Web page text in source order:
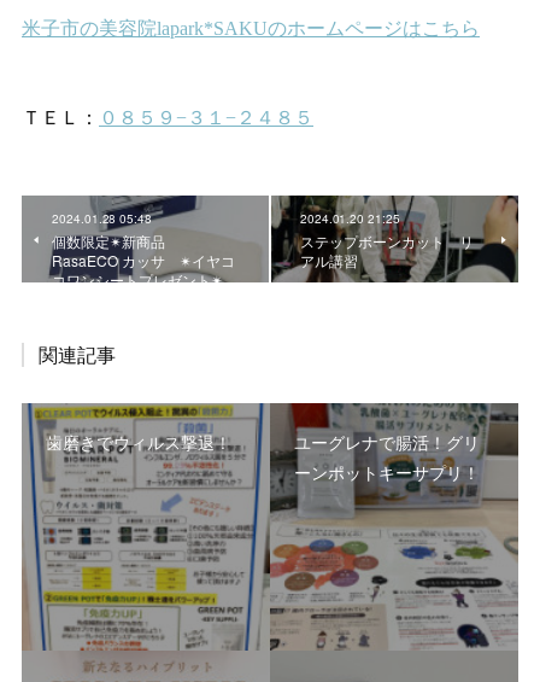
2024.01.28 05:48
個数限定✴︎新商品
RasaECO カッサ ✴︎イヤコ
コワンシートプレゼント✴︎
2024.01.20 21:25
ステップボーンカット リ
アル講習
関連記事
歯磨きでウィルス撃退！
ユーグレナで腸活！グリ
ーンポットキーサプリ！